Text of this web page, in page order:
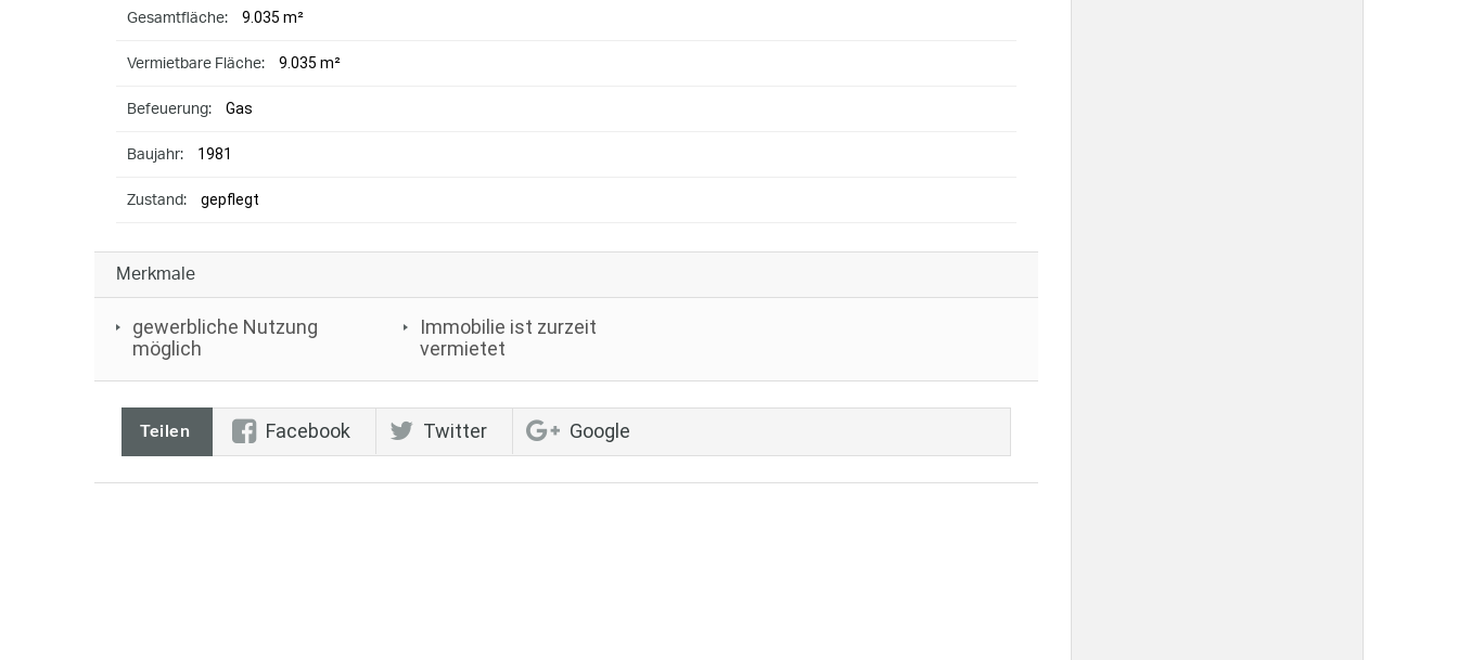
Gesamtfläche: 9.035 m²
Vermietbare Fläche: 9.035 m²
Befeuerung: Gas
Baujahr: 1981
Zustand: gepflegt
Merkmale
gewerbliche Nutzung
möglich
Immobilie ist zurzeit
vermietet
Teilen Facebook Twitter Google